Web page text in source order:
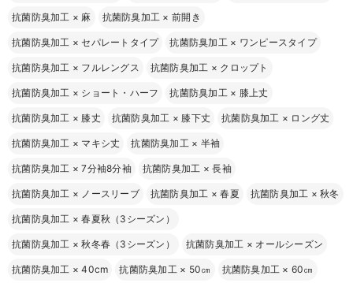
抗菌防臭加工 × 麻 抗菌防臭加工 × 前開き
抗菌防臭加工 ×セパレートタイプ 抗菌防臭加工 × ワンピースタイプ
抗菌防臭加工 × フルレングス 抗菌防臭加工 × クロップト
抗菌防臭加工 × ショート・ハーフ 抗菌防臭加工 × 膝上丈
抗菌防臭加工 × 膝丈 抗菌防臭加工 × 膝下丈 抗菌防臭加工 × ロング丈
抗菌防臭加工 × マキシ丈 抗菌防臭加工 × 半袖
抗菌防臭加工 ×7分袖8分袖 抗菌防臭加工 ×長袖
抗菌防臭加工 × ノースリーブ 抗菌防臭加工 ×春夏 抗菌防臭加工 ×秋冬
抗菌防臭加工 ×春夏秋（3シーズン）
抗菌防臭加工 ×秋冬春（3シーズン） 抗菌防臭加工 × オールシーズン
抗菌防臭加工 ×40cm 抗菌防臭加工 × 50㎝ 抗菌防臭加工 × 60㎝